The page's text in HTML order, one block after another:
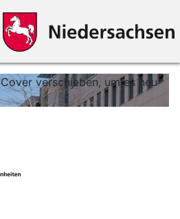
Cover verschieben, um es neu